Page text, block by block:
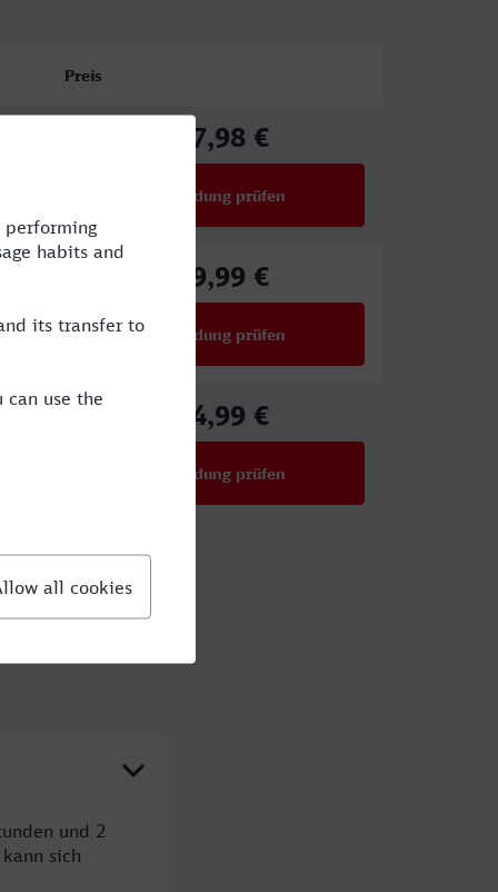
Preis
67,98 €
Verbindung prüfen
49,99 €
Verbindung prüfen
54,99 €
Verbindung prüfen
und 2
sich